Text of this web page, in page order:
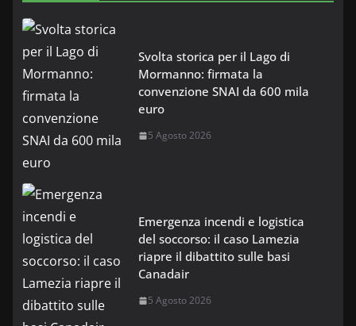
Svolta storica per il Lago di
Mormanno: firmata la
convenzione SNAI da 600 mila
euro
5 Agosto 2026
Emergenza incendi e logistica
del soccorso: il caso Lamezia
riapre il dibattito sulle basi
Canadair
5 Agosto 2026